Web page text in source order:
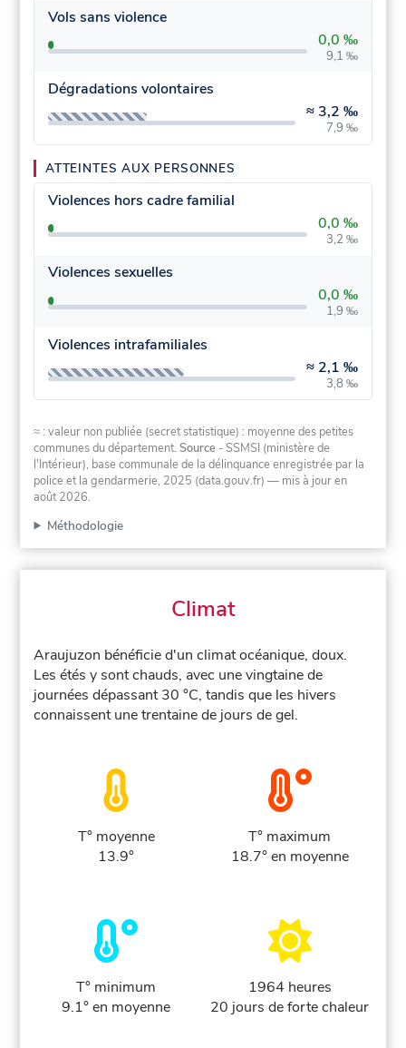
Vols sans violence
0,0 ‰
9,1 ‰
Dégradations volontaires
≈ 3,2 ‰
7,9 ‰
ATTEINTES AUX PERSONNES
Violences hors cadre familial
0,0 ‰
3,2 ‰
Violences sexuelles
0,0 ‰
1,9 ‰
Violences intrafamiliales
≈ 2,1 ‰
3,8 ‰
≈ : valeur non publiée (secret statistique) : moyenne des petites
communes du département.Source - SSMSI (ministère de
l'Intérieur), base communale de la délinquance enregistrée par la
police et la gendarmerie, 2025 (data.gouv.fr) — mis à jour en
août 2026.
Méthodologie
Climat
Araujuzon bénéficie d'un climat océanique, doux.
Les étés y sont chauds, avec une vingtaine de
journées dépassant 30 °C, tandis que les hivers
connaissent une trentaine de jours de gel.
T° moyenne
13.9°
T° maximum
18.7° en moyenne
T° minimum
9.1° en moyenne
1964 heures
20 jours de forte chaleur